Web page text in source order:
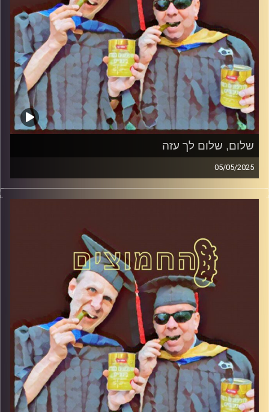
שלום, שלום לך עזה
05/05/2025
המערכת הפוליטית על ספת הפסיכולוג, עם פרופסור בועז בן-
דוד ופרופסור גלעד הירשברגר
קרדיט תמונות:AudioVersity